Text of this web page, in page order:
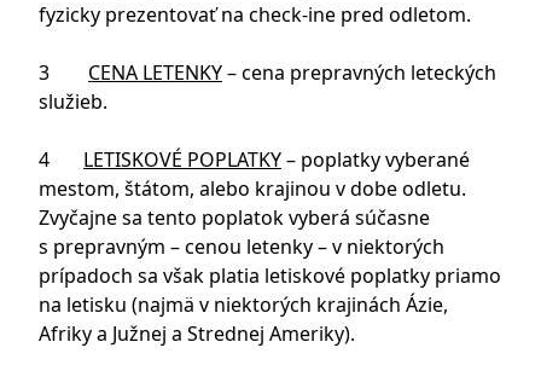
fyzicky prezentovať na check-ine pred odletom.
3 CENA LETENKY– cena prepravných leteckých
služieb.
4 LETISKOVÉ POPLATKY– poplatky vyberané
mestom, štátom, alebo krajinou v dobe odletu.
Zvyčajne sa tento poplatok vyberá súčasne
s prepravným – cenou letenky – v niektorých
prípadoch sa však platia letiskové poplatky priamo
na letisku (najmä v niektorých krajinách Ázie,
Afriky a Južnej a Strednej Ameriky).